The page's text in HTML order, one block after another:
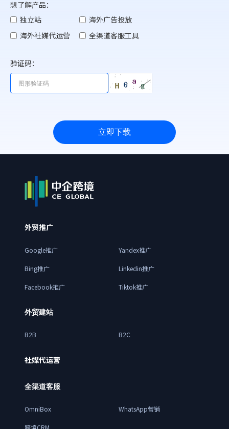
想了解产品：
独立站
海外广告投放
海外社媒代运营
全渠道客服工具
验证码：
立即下载
外贸推广
Google推广 Yandex推广
Bing推广 Linkedin推广
Facebook推广 Tiktok推广
外贸建站
B2B B2C
社媒代运营
全渠道客服
OmniBox WhatsApp营销
跨境CRM